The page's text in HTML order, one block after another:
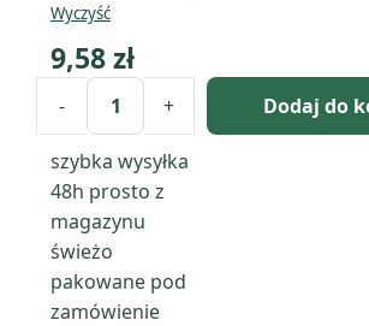
Wyczyść
9,58zł
- + Dodaj do
szybka wysyłka
48h prosto z
magazynu
świeżo
pakowane pod
zamówienie